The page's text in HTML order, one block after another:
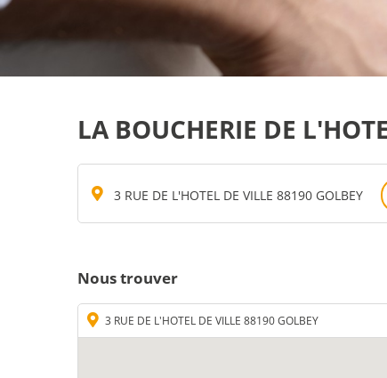
LA BOUCHERIE DE
3 RUE DE L'HOTEL DE VILLE 88190 GOLBEY
Nous trouver
3 RUE DE L'HOTEL DE VILLE 88190 GOLBEY